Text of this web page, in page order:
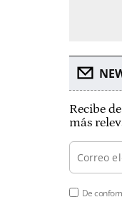
Recibe
más
De